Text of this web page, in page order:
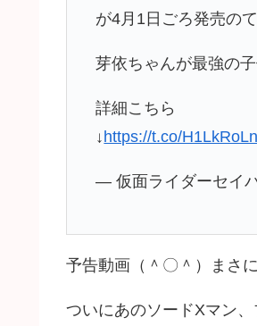
が4月1日ごろ発売の
芽依ちゃんが最強の
詳細こちら
↓https://t.co/
— 仮面ライダーセイ
予告動画（＾〇＾）まさ
ついにあのソードXマン